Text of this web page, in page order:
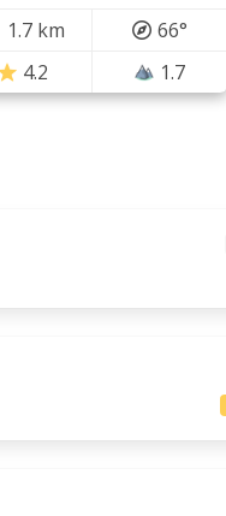
1.7 km
66°
4.2
1.7